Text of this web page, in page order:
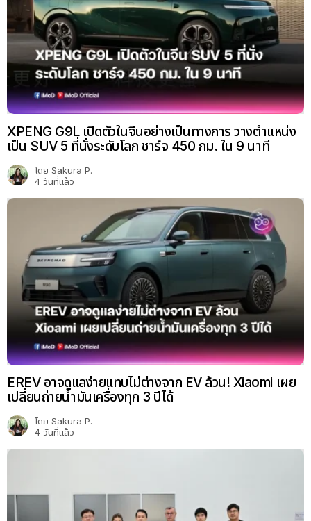
XPENG G9L เปิดตัวในจีนอย่างเป็นทางการ วางตำแหน่ง
เป็น SUV 5 ที่นั่งระดับโลก ชาร์จ 450 กม. ใน 9 นาที
โดย Sakura P.
4 วันที่แล้ว
EREV อาจดูแลง่ายแทบไม่ต่างจาก EV ล้วน! Xiaomi เผย
เปลี่ยนถ่ายน้ำมันเครื่องทุก 3 ปีได้
โดย Sakura P.
4 วันที่แล้ว